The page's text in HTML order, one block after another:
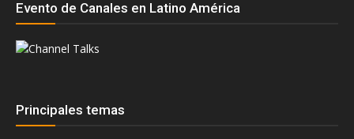
Evento de Canales en Latino América
Principales temas